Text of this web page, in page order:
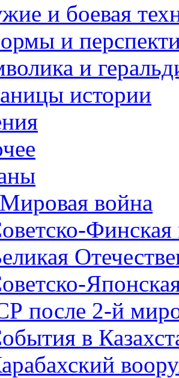
и боевая
и
и
истории
война
после 2-й
в